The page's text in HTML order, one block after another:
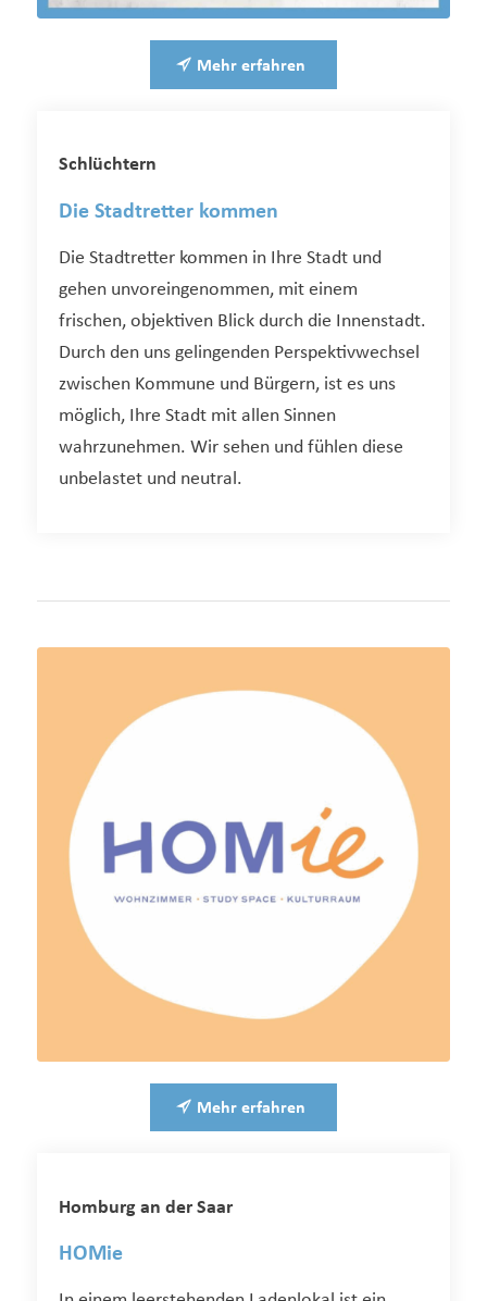
Mehr erfahren
Schlüchtern
Die Stadtretter kommen
Die Stadtretter kommen in Ihre Stadt und
gehen unvoreingenommen, mit einem
frischen, objektiven Blick durch die Innenstadt.
Durch den uns gelingenden Perspektivwechsel
zwischen Kommune und Bürgern, ist es uns
möglich, Ihre Stadt mit allen Sinnen
wahrzunehmen. Wir sehen und fühlen diese
unbelastet und neutral.
Mehr erfahren
Homburg an der Saar
HOMie